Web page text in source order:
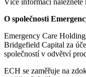
O společnosti
Emergency Care
Bridgefield Capital za
společností v odvětví
ECH se zaměřuje na